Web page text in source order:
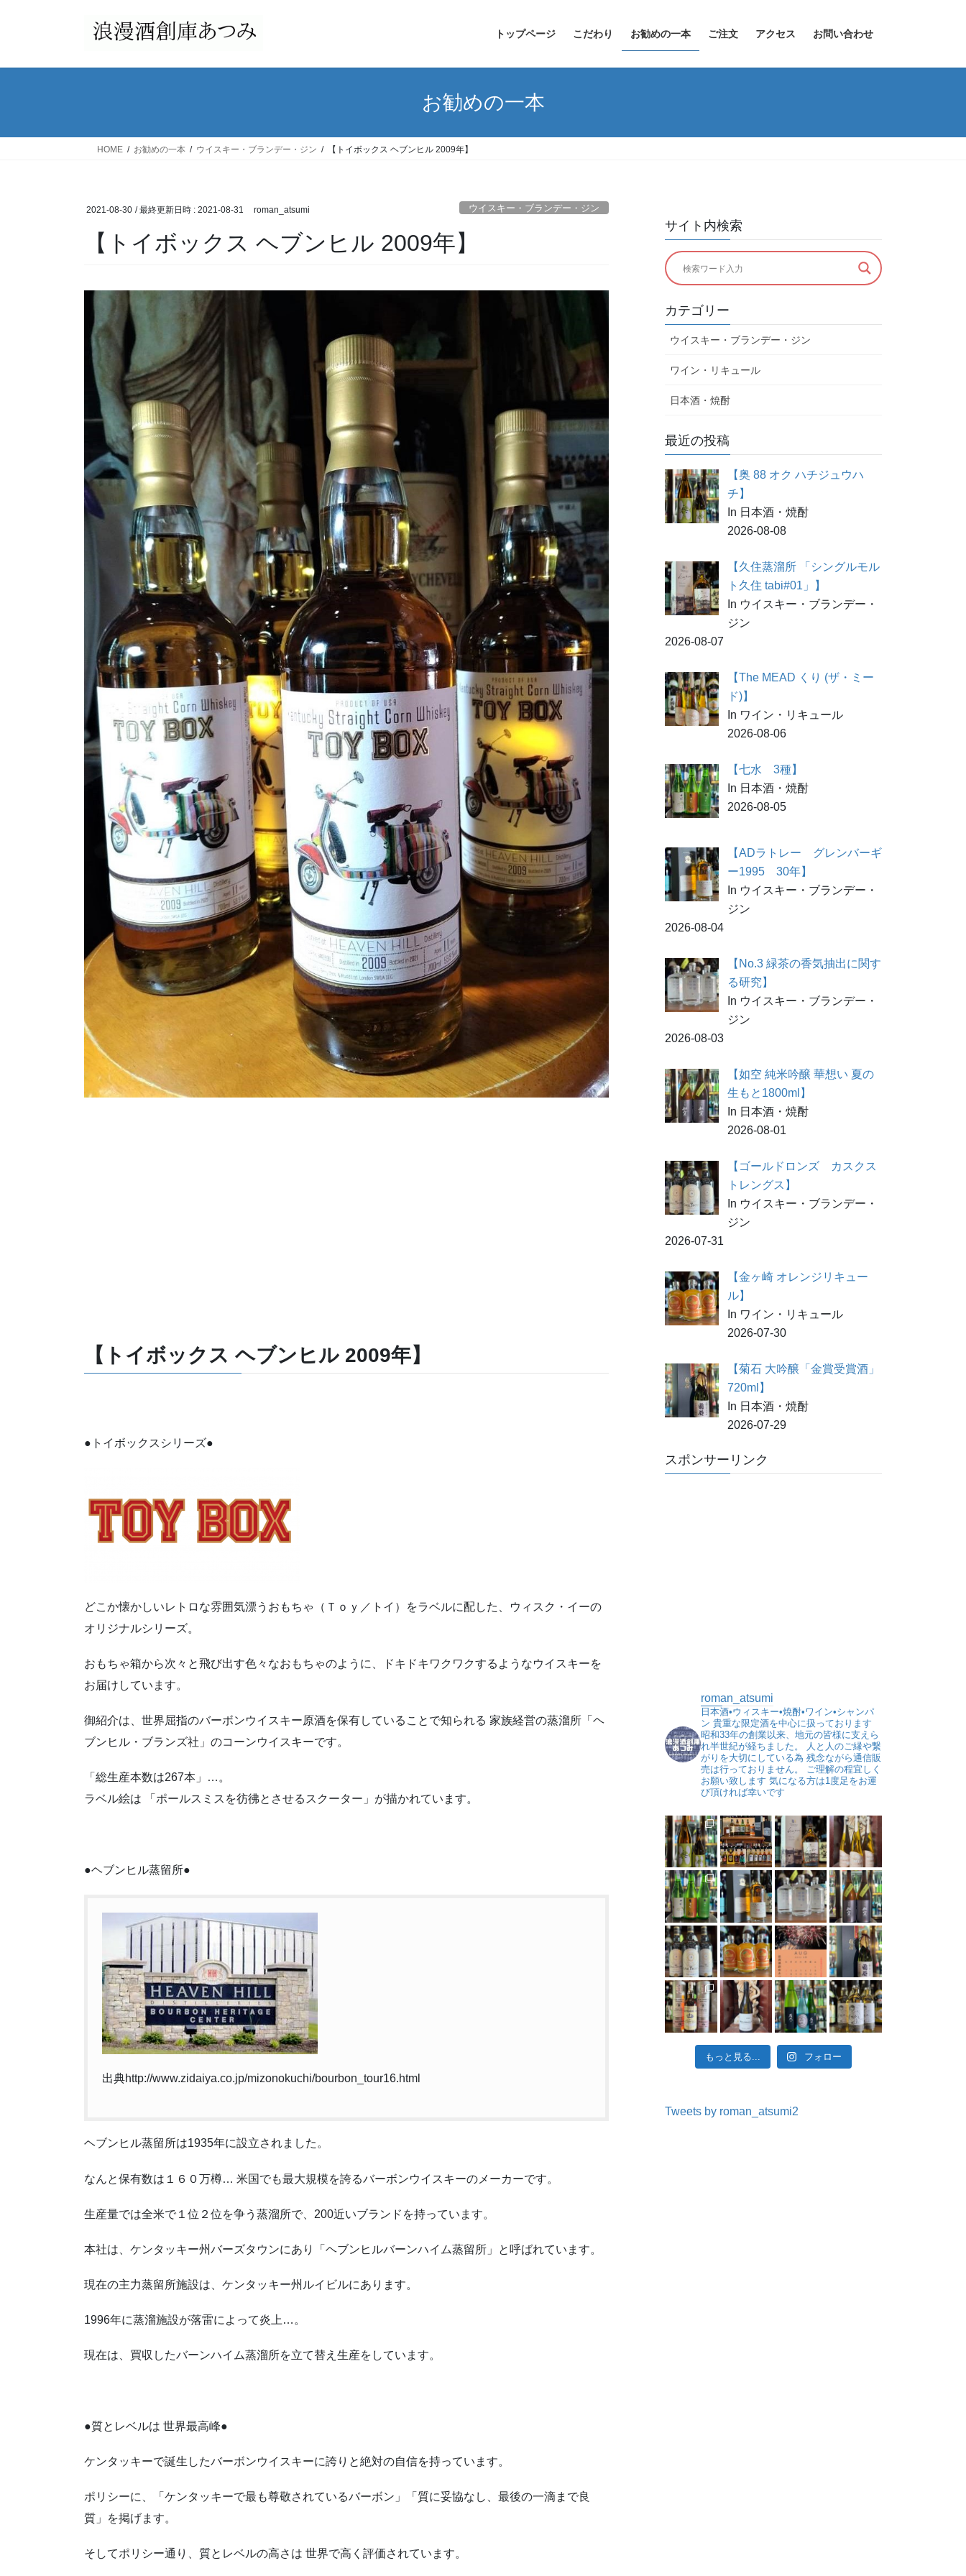
トップページ こだわり お勧めの一本 ご注文 アクセス お問い合わせ
お勧めの一本
HOME お勧めの一本 ウイスキー・ブランデー・ジン 【トイボックス ヘブンヒル 2009年】
2021-08-30 / 最終更新日時 : 2021-08-31 roman_atsumi ウイスキー・ブランデー・ジン
【トイボックス ヘブンヒル 2009年】
【トイボックス ヘブンヒル 2009年】
●トイボックスシリーズ●
どこか懐かしいレトロな雰囲気漂うおもちゃ（Ｔｏｙ／トイ）をラベルに配した、ウィスク・イーの
オリジナルシリーズ。
おもちゃ箱から次々と飛び出す色々なおもちゃのように、ドキドキワクワクするようなウイスキーを
お届けしています。
御紹介は、世界屈指のバーボンウイスキー原酒を保有していることで知られる 家族経営の蒸溜所「ヘ
ブンヒル・ブランズ社」のコーンウイスキーです。
「総生産本数は267本」…。
ラベル絵は 「ポールスミスを彷彿とさせるスクーター」が描かれています。
●ヘブンヒル蒸留所●
出典http://www.zidaiya.co.jp/mizonokuchi/bourbon_tour16.html
ヘブンヒル蒸留所は1935年に設立されました。
なんと保有数は１６０万樽… 米国でも最大規模を誇るバーボンウイスキーのメーカーです。
生産量では全米で１位２位を争う蒸溜所で、200近いブランドを持っています。
本社は、ケンタッキー州バーズタウンにあり「ヘブンヒルバーンハイム蒸留所」と呼ばれています。
現在の主力蒸留所施設は、ケンタッキー州ルイビルにあります。
1996年に蒸溜施設が落雷によって炎上…。
現在は、買収したバーンハイム蒸溜所を立て替え生産をしています。
●質とレベルは 世界最高峰●
ケンタッキーで誕生したバーボンウイスキーに誇りと絶対の自信を持っています。
ポリシーに、「ケンタッキーで最も尊敬されているバーボン」「質に妥協なし、最後の一滴まで良
質」を掲げます。
そしてポリシー通り、質とレベルの高さは 世界で高く評価されています。
サイト内検索
カテゴリー
ウイスキー・ブランデー・ジン
ワイン・リキュール
日本酒・焼酎
最近の投稿
【奥 88 オク ハチジュウハ
チ】
In 日本酒・焼酎
2026-08-08
【久住蒸溜所 「シングルモル
ト久住 tabi#01」】
In ウイスキー・ブランデー・
ジン
2026-08-07
【The MEAD くり (ザ・ミー
ド)】
In ワイン・リキュール
2026-08-06
【七水 3種】
In 日本酒・焼酎
2026-08-05
【ADラトレー グレンバーギ
ー1995 30年】
In ウイスキー・ブランデー・
ジン
2026-08-04
【No.3 緑茶の香気抽出に関す
る研究】
In ウイスキー・ブランデー・
ジン
2026-08-03
【如空 純米吟醸 華想い 夏の
生もと1800ml】
In 日本酒・焼酎
2026-08-01
【ゴールドロンズ カスクス
トレングス】
In ウイスキー・ブランデー・
ジン
2026-07-31
【金ヶ崎 オレンジリキュー
ル】
In ワイン・リキュール
2026-07-30
【菊石 大吟醸「金賞受賞酒」
720ml】
In 日本酒・焼酎
2026-07-29
スポンサーリンク
roman_atsumi
日本酒•ウィスキー•焼酎•ワイン•シャンパ
ン 貴重な限定酒を中心に扱っております
昭和33年の創業以来、地元の皆様に支えら
れ半世紀が経ちました。
人と人のご縁や繋
がりを大切にしている為 残念ながら通信販
売は行っておりません。
ご理解の程宜しく
お願い致します 気になる方は1度足をお運
び頂ければ幸いです
もっと見る... フォロー
Tweets by roman_atsumi2